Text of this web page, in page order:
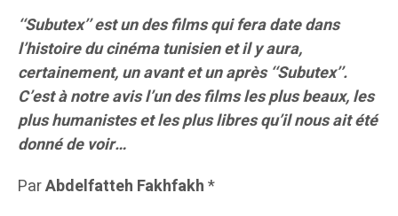
‘‘Subutex’’ est un des films qui fera date dans
l’histoire du cinéma tunisien et il y aura,
certainement, un avant et un après ‘‘Subutex’’.
C’est à notre avis l’un des films les plus beaux, les
plus humanistes et les plus libres qu’il nous ait été
donné de voir…
ParAbdelfatteh Fakhfakh*